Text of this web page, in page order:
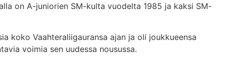
on A-juniorien SM-kulta vuodelta 1985 ja kaksi SM-
koko Vaahteraliigauransa ajan ja oli joukkueensa
voimia sen uudessa nousussa.